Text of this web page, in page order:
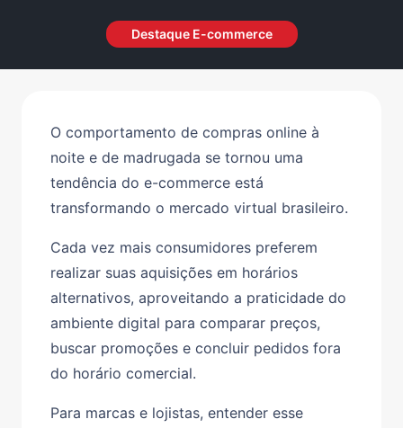
Destaque E-commerce
O comportamento de compras online à
noite e de madrugada se tornou uma
tendência do e-commerce está
transformando o mercado virtual brasileiro.
Cada vez mais consumidores preferem
realizar suas aquisições em horários
alternativos, aproveitando a praticidade do
ambiente digital para comparar preços,
buscar promoções e concluir pedidos fora
do horário comercial.
Para marcas e lojistas, entender esse